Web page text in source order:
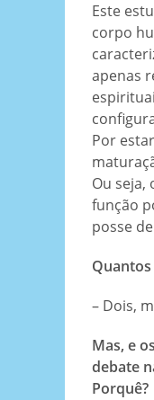
Este
corpo
apenas
Por
Ou seja,
função
posse
– Dois,
Mas, e
debate
Porquê?